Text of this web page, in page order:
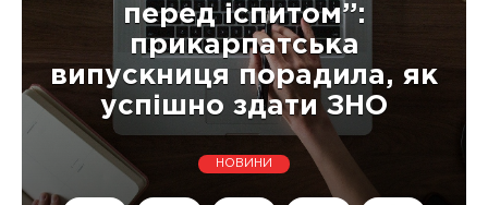
УКРАЇНА
перед іспитом”:
прикарпатська
випускниця порадила, як
успішно здати ЗНО
НОВИНИ